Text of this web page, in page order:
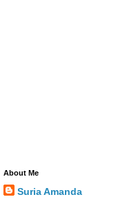
About Me
Suria Amanda